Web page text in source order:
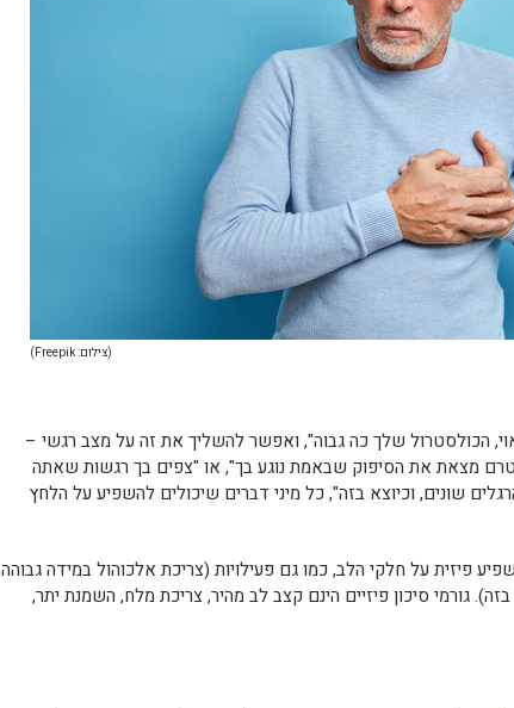
(צילום: Freepik)
הכולסטרול שלך כה גבוה", ואפשר להשליך את זה על מצב רגשי –
וטרם מצאת את הסיפוק שבאמת נוגע בך", או "צפים בך רגשות שאתה
שונים, וכיוצא בזה", כל מיני דברים שיכולים להשפיע על הלחץ
פיזית על חלקי הלב, כמו גם פעילויות (צריכת אלכוהול במידה גבוהה
גורמי סיכון פיזיים הינם קצב לב מהיר, צריכת מלח, השמנת יתר,